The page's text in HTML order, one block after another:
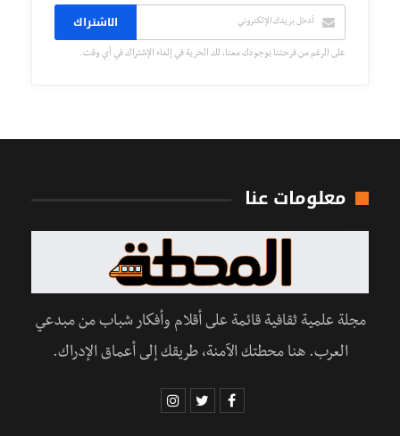
الاشتراك
على الرغم من فرحتنا بوجودك معنا، لك الحرية في إلغاء الإشتراك في أي وقت.
معلومات عنا
مجلة علمية ثقافية قائمة على أقلام وأفكار شباب من مبدعي
العرب. هنا محطتك الآمنة، طريقك إلى أعماق الإدراك.